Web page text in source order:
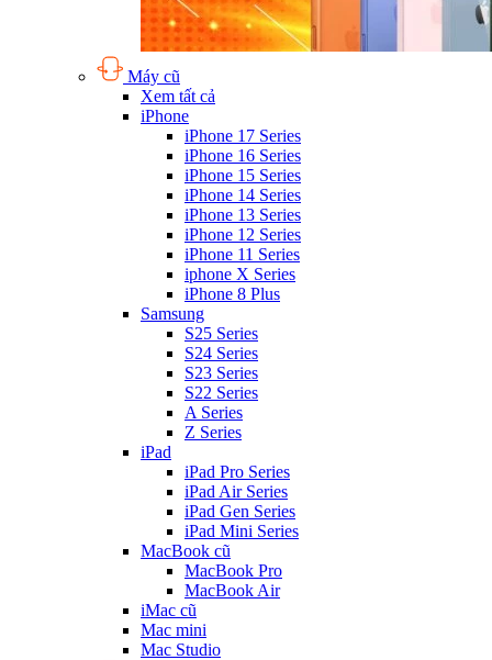
Máy cũ
Xem tất cả
iPhone
iPhone 17 Series
iPhone 16 Series
iPhone 15 Series
iPhone 14 Series
iPhone 13 Series
iPhone 12 Series
iPhone 11 Series
iphone X Series
iPhone 8 Plus
Samsung
S25 Series
S24 Series
S23 Series
S22 Series
A Series
Z Series
iPad
iPad Pro Series
iPad Air Series
iPad Gen Series
iPad Mini Series
MacBook cũ
MacBook Pro
MacBook Air
iMac cũ
Mac mini
Mac Studio